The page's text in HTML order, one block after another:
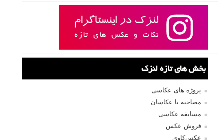
بخش های تازه لنزک
پروژه های عکاسی
مصاحبه با عکاسان
مسابقه عکاسی
فروش عکس
عکس‌کاوی